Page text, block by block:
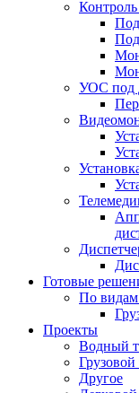
Контроль
УОС
Готовые
По видам
Проекты
Водный
Грузовой
Другое